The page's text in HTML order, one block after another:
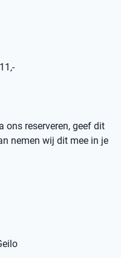
ons reserveren, geef dit
nemen wij dit mee in je